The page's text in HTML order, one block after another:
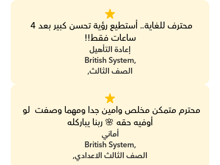
أوفيه حقه 🌸 ربنا يباركله
أماني
الصف الثالث الاعدادي,
British System,
ساعات فقط!!
إعادة التأهيل
الصف الثالث,
British System,